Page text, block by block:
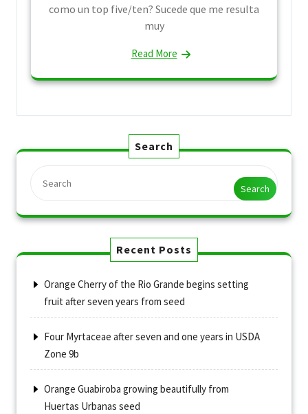
como un top five/ten? Sucede que me resulta
muy
Read More
Search
Search
Recent Posts
Orange Cherry of the Rio Grande begins setting
fruit after seven years from seed
Four Myrtaceae after seven and one years in USDA
Zone 9b
Orange Guabiroba growing beautifully from
Huertas Urbanas seed